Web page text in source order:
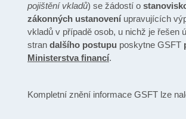
pojištění vkladů) se žádostí o
zákonných ustanovení upravujících
vkladů v případě osob, u nichž je řešen
stran dalšího postupu poskytne GSFT
Ministerstva financí.
Kompletní znění informace GSFT lze